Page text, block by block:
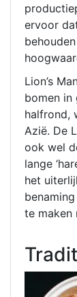
ervoor
Lion’s
bomen in
halfrond,
Azië. De
ook wel
lange
het
te maken